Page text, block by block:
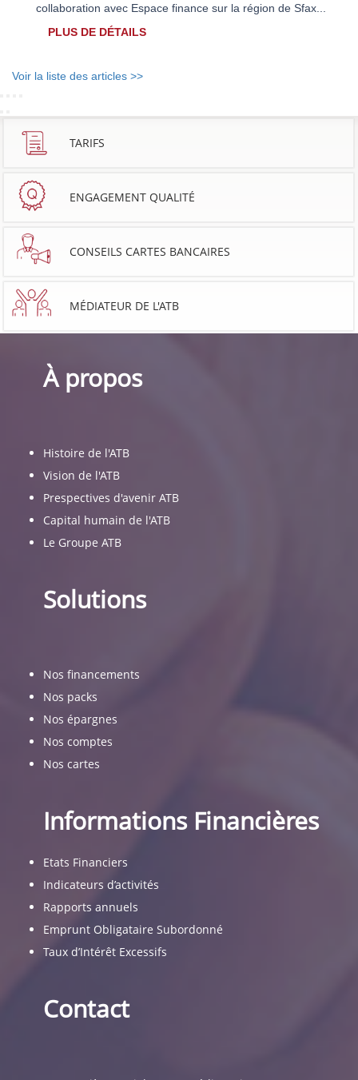
collaboration avec Espace finance sur la région de Sfax...
PLUS DE DÉTAILS
Voir la liste des articles >>
TARIFS
ENGAGEMENT QUALITÉ
CONSEILS CARTES BANCAIRES
MÉDIATEUR DE L'ATB
À propos
Histoire de l'ATB
Vision de l'ATB
Prespectives d'avenir ATB
Capital humain de l'ATB
Le Groupe ATB
Solutions
Nos financements
Nos packs
Nos épargnes
Nos comptes
Nos cartes
Informations Financières
Etats Financiers
Indicateurs d’activités
Rapports annuels
Emprunt Obligataire Subordonné
Taux d’Intérêt Excessifs
Contact